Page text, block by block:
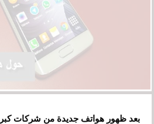
بعد ظهور هواتف جديدة من شركات